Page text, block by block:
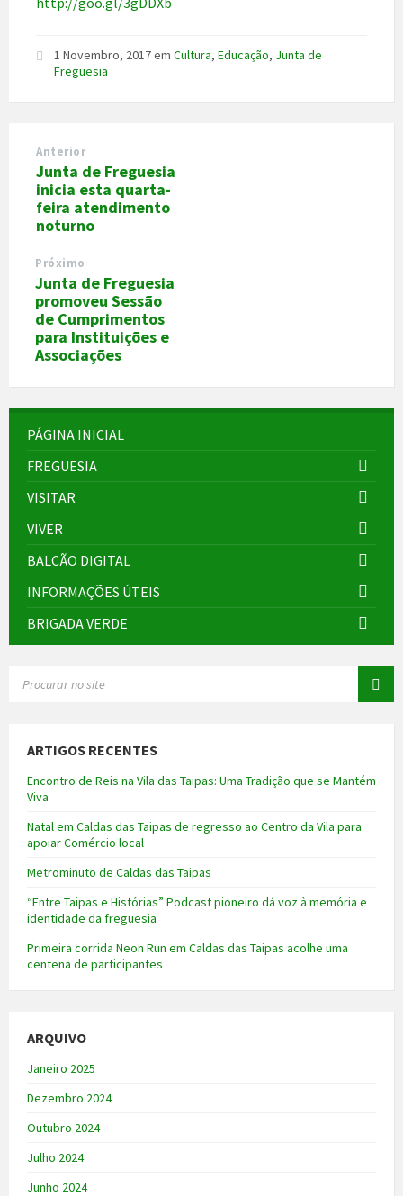
1 Novembro, 2017em Cultura, Educação, Junta de
Freguesia
Anterior
Junta de Freguesia
inicia esta quarta-
feira atendimento
noturno
Próximo
Junta de Freguesia
promoveu Sessão
de Cumprimentos
para Instituições e
Associações
PÁGINA INICIAL
FREGUESIA
VISITAR
VIVER
BALCÃO DIGITAL
INFORMAÇÕES ÚTEIS
BRIGADA VERDE
ARTIGOS RECENTES
Encontro de Reis na Vila das Taipas: Uma Tradição que se Mantém
Viva
Natal em Caldas das Taipas de regresso ao Centro da Vila para
apoiar Comércio local
Metrominuto de Caldas das Taipas
“Entre Taipas e Histórias” Podcast pioneiro dá voz à memória e
identidade da freguesia
Primeira corrida Neon Run em Caldas das Taipas acolhe uma
centena de participantes
ARQUIVO
Janeiro 2025
Dezembro 2024
Outubro 2024
Julho 2024
Junho 2024